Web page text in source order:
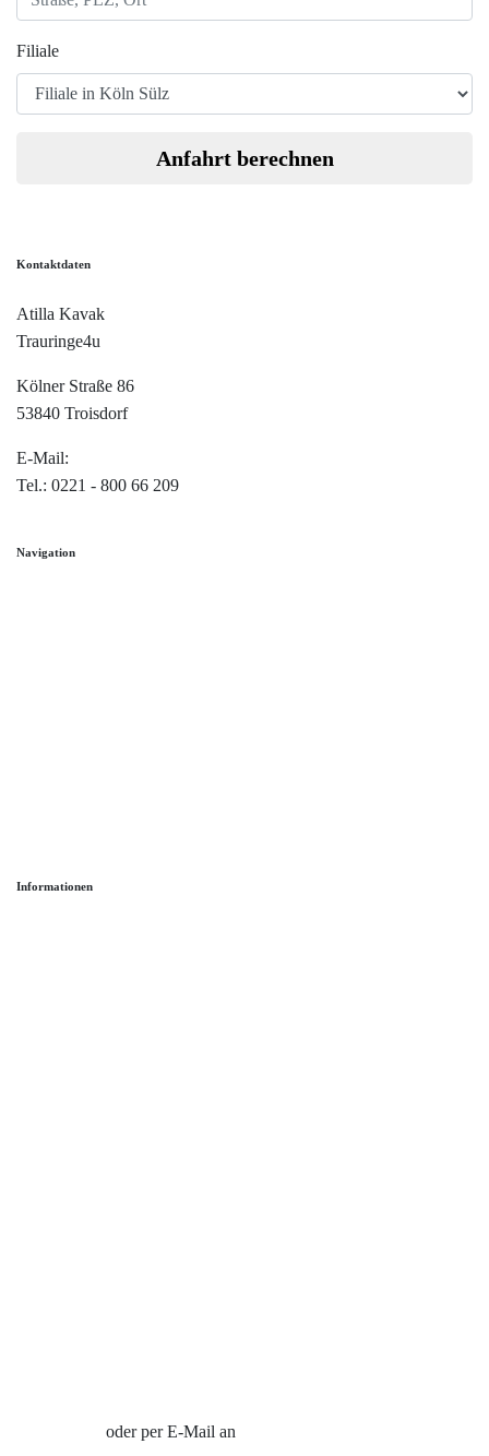
Filiale
Anfahrt berechnen
Kontaktdaten
Atilla Kavak
Trauringe4u
Kölner Straße 86
53840 Troisdorf
E-Mail:
Tel.: 0221 - 800 66 209
Navigation
Informationen
oder per E-Mail an